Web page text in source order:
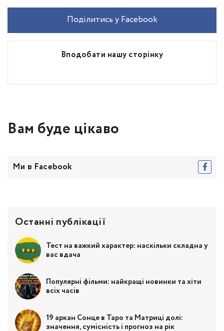
Вподобати нашу сторінку
Поділитись у Facebook
Вам буде цікаво
Ми в Facebook
Останні публікації
Тест на важкий характер: наскільки складна у
вас вдача
Популярні фільми: найкращі новинки та хіти
всіх часів
19 аркан Сонце в Таро та Матриці долі:
значення, сумісність і прогноз на рік